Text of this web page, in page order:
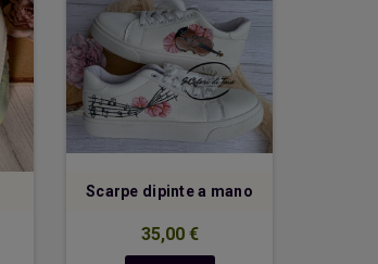
Scarpe dipinte a mano
35,00 €